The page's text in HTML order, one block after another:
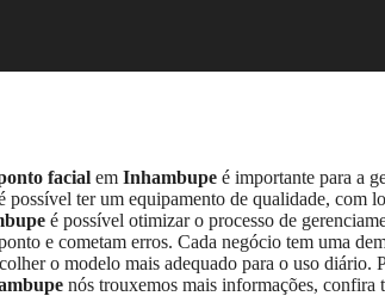
facial em Inhambupe é importante para a
possível ter um equipamento de qualidade, com
é possível otimizar o processo de
e cometam erros. Cada negócio tem uma
o modelo mais adequado para o uso
nós trouxemos mais informações, confira